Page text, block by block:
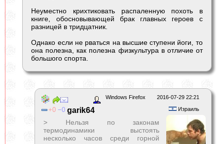
Неуместно крихтиковать распаленную похоть в
книге, обосновывающей брак главных героев с
разницей в тридцатник.
Однако если не рваться на высшие ступени йоги, то
она полезна, как полезна физкультура в отличие от
большого спорта.
2016-07-29 22:21
Windows Firefox
Израиль
0 0 garik64
> Нельзя по законам
термодинамики выстоять
несколько часов среди горной